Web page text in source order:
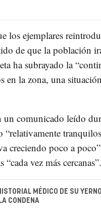
los ejemplares
de que la población
ha subrayado la
en la zona, una
un comunicado leído
creciendo poco a
vez más cercanas”.
MÉDICO DE SU
CONDENA